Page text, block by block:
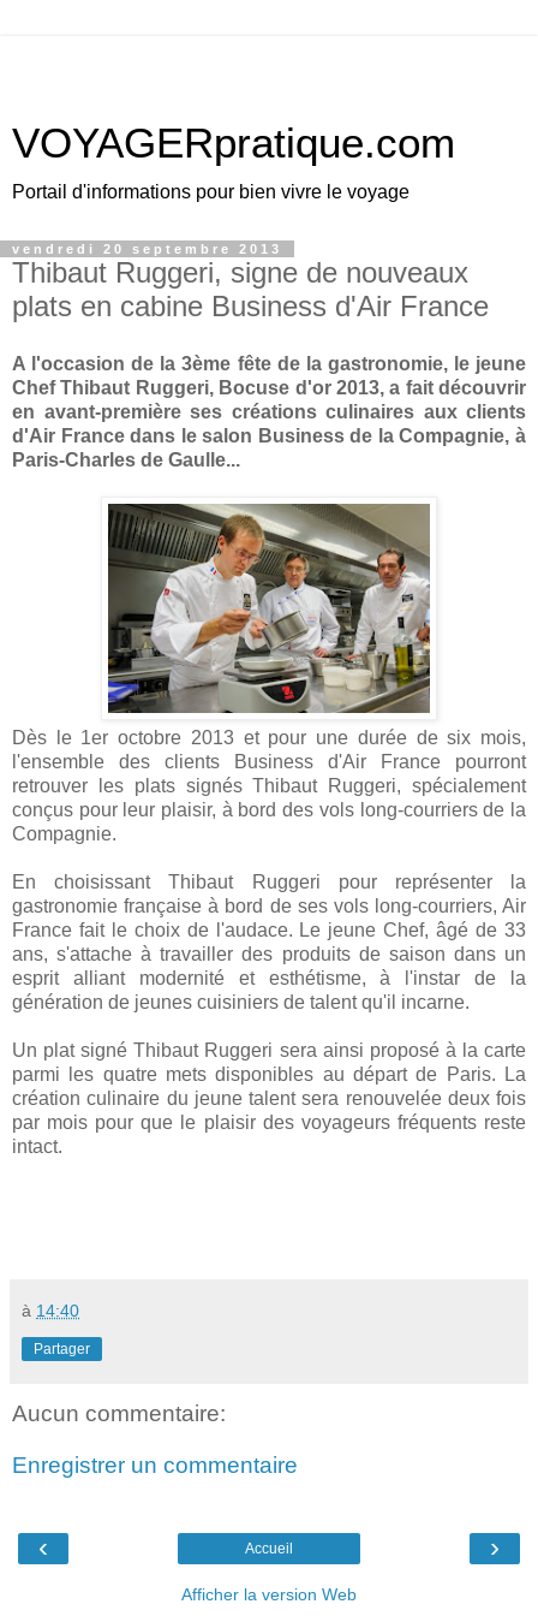
VOYAGERpratique.com
Portail d'informations pour bien vivre le voyage
vendredi 20 septembre 2013
Thibaut Ruggeri, signe de nouveaux
plats en cabine Business d'Air France
A l'occasion de la 3ème fête de la gastronomie, le jeune
Chef Thibaut Ruggeri, Bocuse d'or 2013, a fait découvrir
en avant-première ses créations culinaires aux clients
d'Air France dans le salon Business de la Compagnie, à
Paris-Charles de Gaulle...
Dès le 1er octobre 2013 et pour une durée de six mois,
l'ensemble des clients Business d'Air France pourront
retrouver les plats signés Thibaut Ruggeri, spécialement
conçus pour leur plaisir, à bord des vols long-courriers de la
Compagnie.
En choisissant Thibaut Ruggeri pour représenter la
gastronomie française à bord de ses vols long-courriers, Air
France fait le choix de l'audace. Le jeune Chef, âgé de 33
ans, s'attache à travailler des produits de saison dans un
esprit alliant modernité et esthétisme, à l'instar de la
génération de jeunes cuisiniers de talent qu'il incarne.
Un plat signé Thibaut Ruggeri sera ainsi proposé à la carte
parmi les quatre mets disponibles au départ de Paris. La
création culinaire du jeune talent sera renouvelée deux fois
par mois pour que le plaisir des voyageurs fréquents reste
intact.
à 14:40
Partager
Aucun commentaire:
Enregistrer un commentaire
‹ ›
Accueil
Afficher la version Web